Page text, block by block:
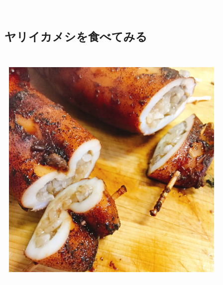
ヤリイカメシを食べてみる